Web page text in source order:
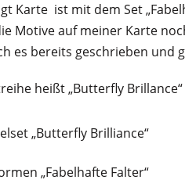
Karte ist mit dem Set
Motive auf meiner Karte
es bereits geschrieben und
heißt „Butterfly
„Butterfly Brilliance“
„Fabelhafte Falter“